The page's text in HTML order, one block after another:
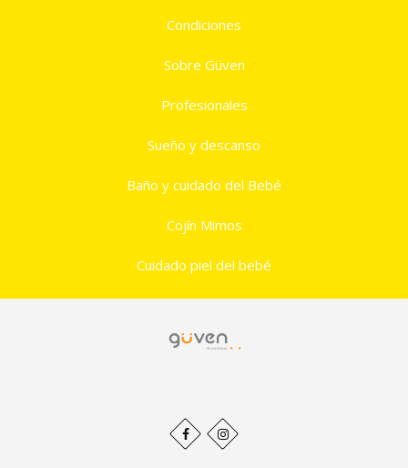
Condiciones
Sobre Güven
Profesionales
Sueño y descanso
Baño y cuidado del Bebé
Cojín Mimos
Cuidado piel del bebé